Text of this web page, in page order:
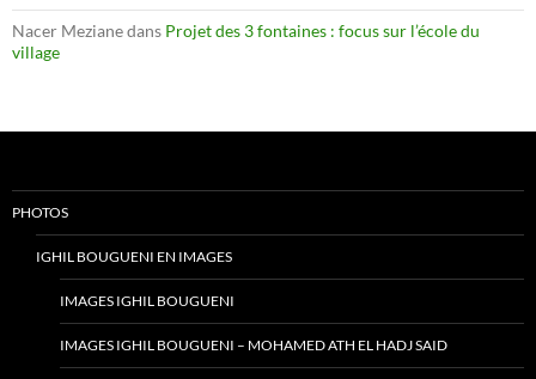
Nacer Mezianedans Projet des 3 fontaines : focus sur l’école du
village
PHOTOS
IGHIL BOUGUENI EN IMAGES
IMAGES IGHIL BOUGUENI
IMAGES IGHIL BOUGUENI – MOHAMED ATH EL HADJ SAID